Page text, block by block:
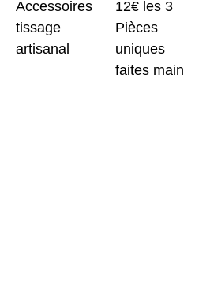
Accessoires
tissage
artisanal
12€ les 3
Pièces
uniques
faites main